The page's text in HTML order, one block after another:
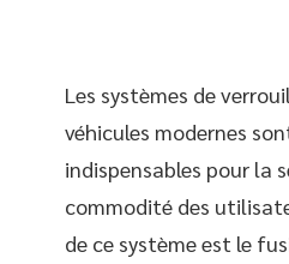
Les systèmes de
véhicules modernes
indispensables pour la
commodité des
de ce système est le